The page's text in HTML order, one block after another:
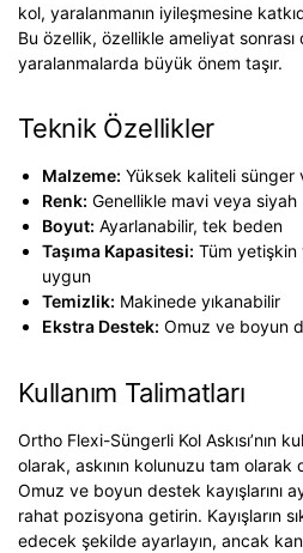
kol, yaralanmanın iyileşmesine
Bu özellik, özellikle ameliyat
yaralanmalarda büyük önem taşır.
Teknik Özellikler
Malzeme: Yüksek kaliteli sünger
Renk: Genellikle mavi veya siyah
Boyut: Ayarlanabilir, tek beden
Taşıma Kapasitesi: Tüm
uygun
Temizlik: Makinede yıkanabilir
Ekstra Destek: Omuz ve boyun
Kullanım Talimatları
Ortho Flexi-Süngerli Kol Askısı’nın
olarak, askının kolunuzu tam
Omuz ve boyun destek kayışlarını
rahat pozisyona getirin. Kayışların
edecek şekilde ayarlayın, ancak kan